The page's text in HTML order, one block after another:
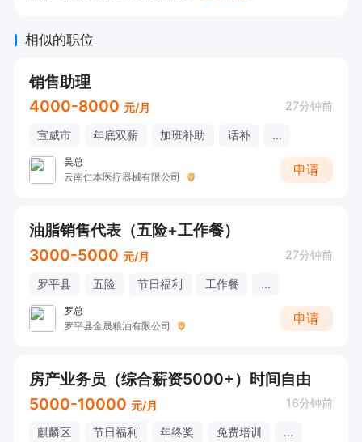
相似的职位
销售助理
4000-8000 元/月 27分钟前
宣威市 年底双薪 加班补助 话补 ...
吴总
云南仁本医疗器械有限公司
申请
油脂销售代表（五险+工作餐）
3000-5000 元/月 27分钟前
罗平县 五险 节日福利 工作餐 ...
罗总
罗平县金晟粮油有限公司
申请
房产业务员（综合薪资5000+）时间自由
5000-10000 元/月 16分钟前
麒麟区 节日福利 年终奖 免费培训 ...